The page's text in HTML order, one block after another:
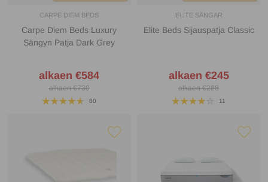
CARPE DIEM BEDS
Carpe Diem Beds Luxury
Sängyn Patja Dark Grey
alkaen €584
alkaen €730
80
ELITE SÄNGAR
Elite Beds Sijauspatja Classic
alkaen €245
alkaen €288
11